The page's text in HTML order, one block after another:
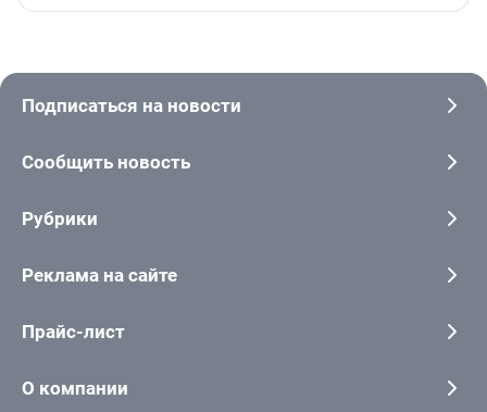
Подписаться на новости
Сообщить новость
Рубрики
Реклама на сайте
Прайс-лист
О компании